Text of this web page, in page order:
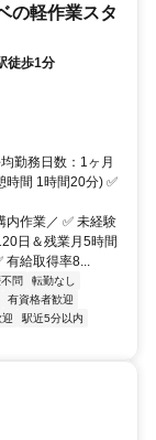
の軽作業スタ
徒歩1分
勤務日数：1ヶ月
時間 1時間20分) ✅
作業／ ✅ 未経験
日＆残業月5時間
給取得率8...
問
転勤なし
有資格者歓迎
駅近5分以内